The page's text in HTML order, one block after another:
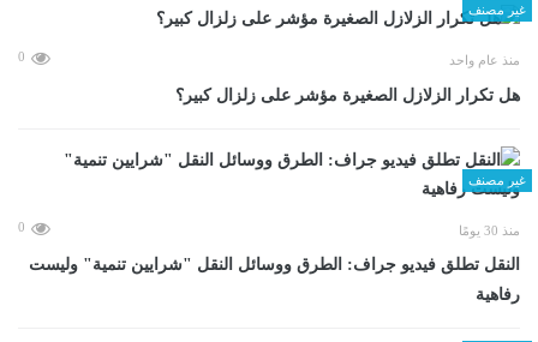
غير مصنف
منذ عام واحد 0
هل تكرار الزلازل الصغيرة مؤشر على زلزال كبير؟
غير مصنف
منذ 30 يومًا 0
​النقل تطلق فيديو جراف: الطرق ووسائل النقل "شرايين تنمية" وليست
رفاهية